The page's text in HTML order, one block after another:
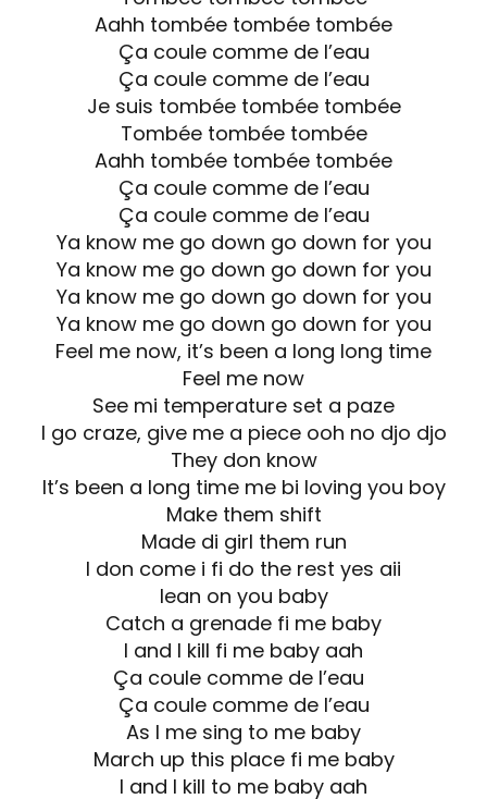
Aahh tombée tombée tombée
Ça coule comme de l’eau
Ça coule comme de l’eau
Je suis tombée tombée tombée
Tombée tombée tombée
Aahh tombée tombée tombée
Ça coule comme de l’eau
Ça coule comme de l’eau
Ya know me go down go down for you
Ya know me go down go down for you
Ya know me go down go down for you
Ya know me go down go down for you
Feel me now, it’s been a long long time
Feel me now
See mi temperature set a paze
I go craze, give me a piece ooh no djo djo
They don know
It’s been a long time me bi loving you boy
Make them shift
Made di girl them run
I don come i fi do the rest yes aii
lean on you baby
Catch a grenade fi me baby
I and I kill fi me baby aah
Ça coule comme de l’eau
Ça coule comme de l’eau
As I me sing to me baby
March up this place fi me baby
I and I kill to me baby aah